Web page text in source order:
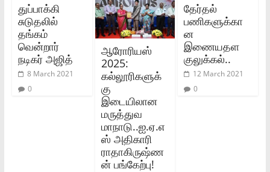
துப்பாக்கி
சுடுதலில்
தங்கம்
வென்றார்
நடிகர் அஜித்
8 March 2021
0
ஆரோரியஸ்
2025:
கல்லூரிகளுக்
கு
இடையிலான
மருத்துவ
மாநாடு..ஐ.ஏ.எ
ஸ் அதிகாரி
ராதாகிருஷ்ண
ன் பங்கேற்பு!
தேர்தல்‌
பணிகளுக்கா
ன
இணையதள
குலுக்கல்..
12 March 2021
0